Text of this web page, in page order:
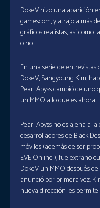
DokeV hizo una aparición
gamescom, y atrajo a más
gráficos realistas, así como
o no.
En una serie de
DokeV, Sangyoung Kim,
Pearl Abyss cambió de
un MMO a lo que es ahora.
Pearl Abyss no es ajena a
desarrolladores de Black
móviles (además de ser
EVE Online ), fue extraño
DokeV un MMO después
anunció por primera vez.
nueva dirección les